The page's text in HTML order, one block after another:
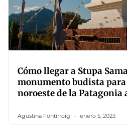
Cómo llegar a Stupa
monumento budista para
noroeste de la
Agustina Fontirroig enero 5, 2023